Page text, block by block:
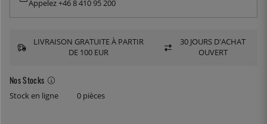
Nos Stocks
Stock en ligne 0 pièces
Appelez +46 8 410 95 200
LIVRAISON GRATUITE À PARTIR
DE 100 EUR
30 JOURS D'ACHAT
OUVERT